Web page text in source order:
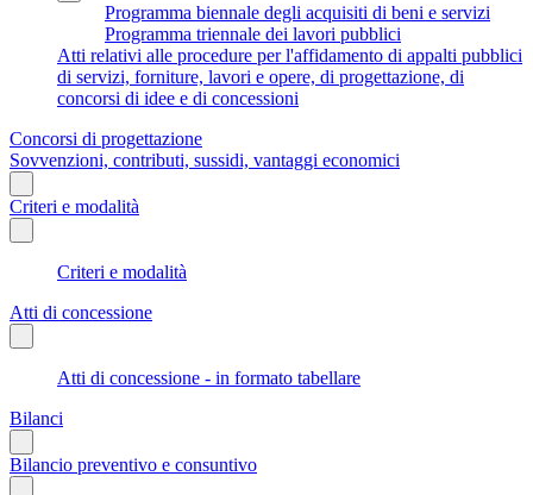
Programma biennale degli acquisiti di beni e servizi
Programma triennale dei lavori pubblici
Atti relativi alle procedure per l'affidamento di appalti pubblici
di servizi, forniture, lavori e opere, di progettazione, di
concorsi di idee e di concessioni
Concorsi di progettazione
Sovvenzioni, contributi, sussidi, vantaggi economici
Criteri e modalità
Criteri e modalità
Atti di concessione
Atti di concessione - in formato tabellare
Bilanci
Bilancio preventivo e consuntivo